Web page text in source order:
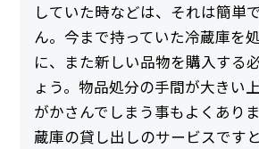
していた時などは、それは簡単
ん。今まで持っていた冷蔵庫を
に、また新しい品物を購入する
ょう。物品処分の手間が大きい
がかさんでしまう事もよくあり
蔵庫の貸し出しのサービスです